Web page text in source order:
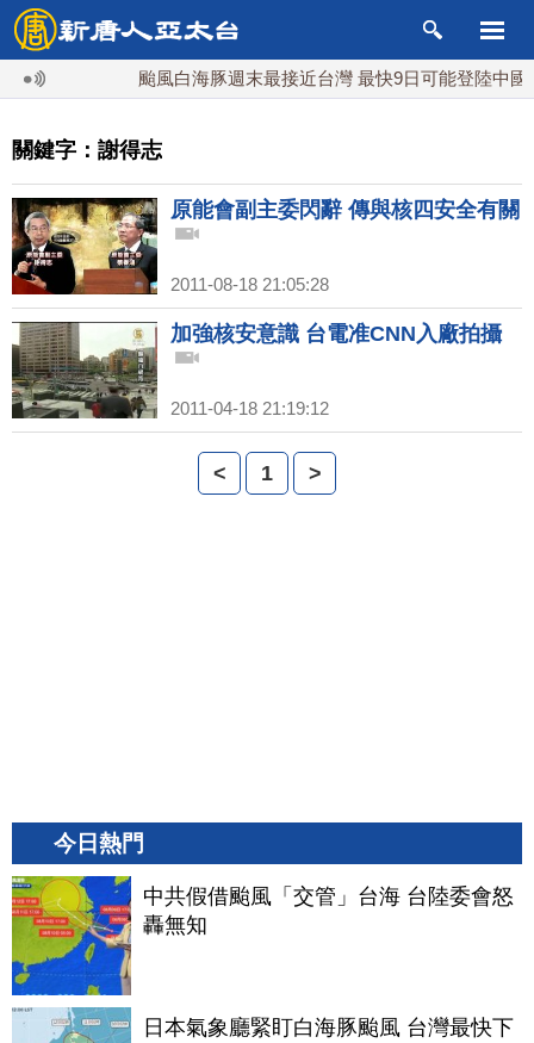
颱風白海豚週末最接近台灣 最快9日可能登陸中國
關鍵字：謝得志
原能會副主委閃辭 傳與核四安全有關
2011-08-18 21:05:28
加強核安意識 台電准CNN入廠拍攝
2011-04-18 21:19:12
< 1 >
今日熱門
中共假借颱風「交管」台海 台陸委會怒
轟無知
日本氣象廳緊盯白海豚颱風 台灣最快下